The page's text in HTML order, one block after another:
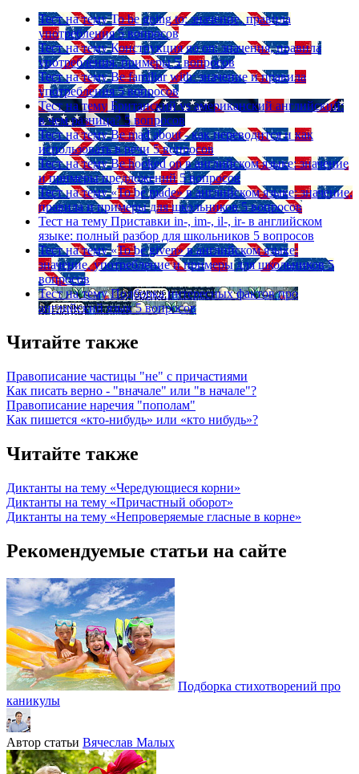
Тест на тему To be going to: значение, правила
употребления 5 вопросов
Тест на тему Конструкция go on: значения, правила
употребления, примеры 5 вопросов
Тест на тему Be familiar with: значение и правила
употребления 5 вопросов
Тест на тему Британский vs американский английский:
в чем разница? 5 вопросов
Тест на тему Be mad about - как переводится и как
использовать в речи 5 вопросов
Тест на тему Be hooked on в английском языке: значение
и примеры предложений 5 вопросов
Тест на тему «To be made» в английском языке: значение,
правила и примеры для школьников 5 вопросов
Тест на тему Приставки in-, im-, il-, ir- в английском
языке: полный разбор для школьников 5 вопросов
Тест на тему «To be given» в английском языке:
значение, употребление и примеры для школьников 5
вопросов
Тест на тему Подборка интересных фактов про
английский язык 5 вопросов
Читайте также
Правописание частицы "не" с причастиями
Как писать верно - "вначале" или "в начале"?
Правописание наречия "пополам"
Как пишется «кто-нибудь» или «кто нибудь»?
Читайте также
Диктанты на тему «Чередующиеся корни»
Диктанты на тему «Причастный оборот»
Диктанты на тему «Непроверяемые гласные в корне»
Рекомендуемые статьи на сайте
Подборка стихотворений про
каникулы
Автор статьи Вячеслав Малых